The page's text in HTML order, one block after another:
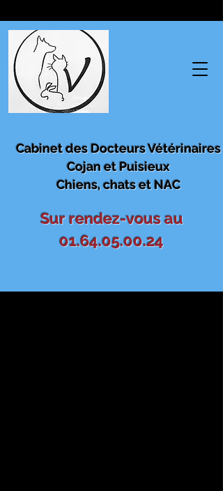
Cabinet des Docteurs Vétérinaires
Cojan et Puisieux
Chiens, chats et NAC
Sur rendez-vous au
01.64.05.00.24